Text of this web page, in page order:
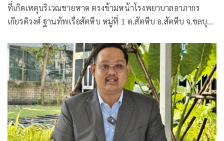
ที่เกิดเหตุบริเวณชายหาด ตรงข้ามหน้าโรงพยาบาลอาภากร
เกียรติวงศ์ ฐานทัพเรือสัตหีบ หมู่ที่ 1 ต.สัตหีบ อ.สัตหีบ จ.ชลบุรี